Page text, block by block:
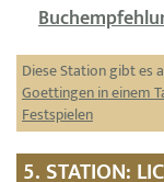
Diese Station gibt es
Goettingen in einem
Festspielen
5. STATION: